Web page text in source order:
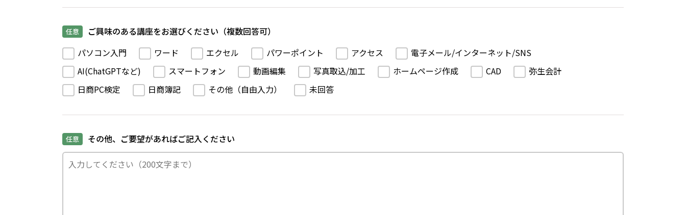
任意
ご興味のある講座をお選びください（複数回答可）
パソコン入門
ワード エクセル パワーポイント アクセス
電子メール/インターネット/SNS
AI(ChatGPTなど)
スマートフォン 動画編集 写真取込/加工 ホームページ作成 CAD
弥生会計
日商PC検定
日商簿記 その他（自由入力） 未回答
その他、ご要望があればご記入ください
任意